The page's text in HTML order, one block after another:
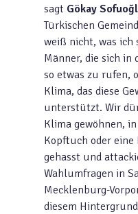
sagt Gökay Sofu
Türkischen
weiß nicht, was ich
Männer, die sich
so etwas zu rufen,
Klima, das diese
unterstützt. Wir
Klima gewöhnen,
Kopftuch oder
gehasst und
Wahlumfragen in
Mecklenburg-
diesem